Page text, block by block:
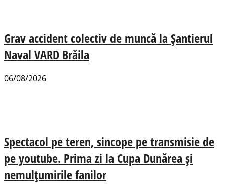
Grav accident colectiv de muncă la Șantierul
Naval VARD Brăila
06/08/2026
Spectacol pe teren, sincope pe transmisie de
pe youtube. Prima zi la Cupa Dunărea și
nemulțumirile fanilor